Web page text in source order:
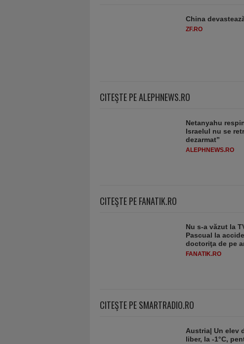
China
ZF.RO
CITEŞTE PE ALEPHNEWS.RO
Netanyahu
Israelul nu se
dezarmat”
ALEPHNEWS.RO
CITEŞTE PE FANATIK.RO
Nu s-a văzut la
Pascual la
doctoriţa de pe
FANATIK.RO
CITEŞTE PE SMARTRADIO.RO
Austria| Un elev
liber, la -1°C,